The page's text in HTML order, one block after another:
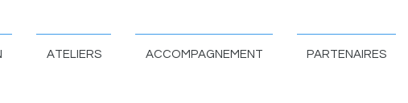
ATELIERS ACCOMPAGNEMENT PARTENAIRES